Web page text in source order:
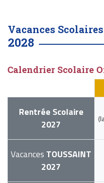
Vacances
2028
Calendrier Scolaire
Rentrée Scolaire
2027
Vacances TOUSSAINT
2027